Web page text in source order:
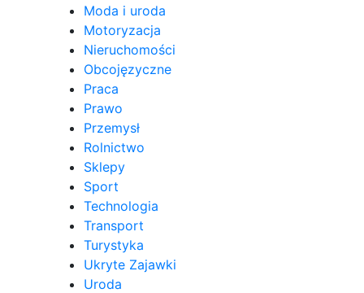
Moda i uroda
Motoryzacja
Nieruchomości
Obcojęzyczne
Praca
Prawo
Przemysł
Rolnictwo
Sklepy
Sport
Technologia
Transport
Turystyka
Ukryte Zajawki
Uroda